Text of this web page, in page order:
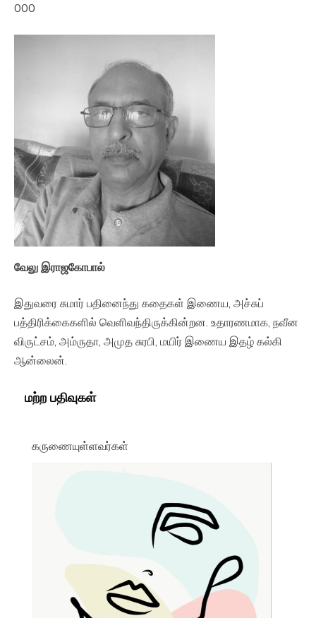
000
வேலு இராஜகோபால்
இதுவரை சுமார் பதினைந்து கதைகள் இணைய, அச்சுப்
பத்திரிக்கைகளில் வெளிவந்திருக்கின்றன. உதாரணமாக, நவீன
விருட்சம், அம்ருதா, அமுத சுரபி, மயிர் இணைய இதழ் கல்கி
ஆன்லைன்.
மற்ற பதிவுகள்
கருணையுள்ளவர்கள்